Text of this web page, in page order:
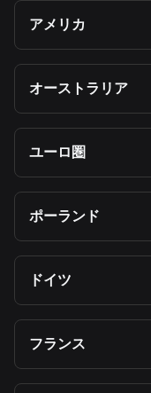
アメリカ
オーストラリア
ユーロ圏
ポーランド
ドイツ
フランス